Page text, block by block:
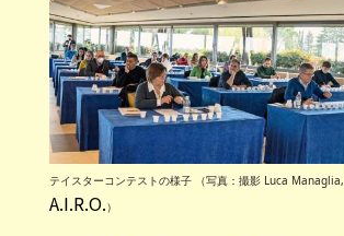
テイスターコンテストの様子 （写真：撮影 Luca Managlia,
A.I.R.O.）